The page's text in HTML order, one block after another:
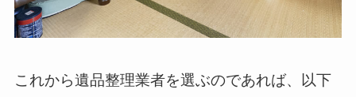
これから遺品整理業者を選ぶのであれば、以下